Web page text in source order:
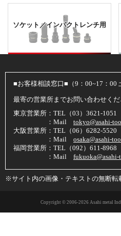
ソケット／インパクトレンチ用
■お客様相談窓口■（9：00~17：00
最寄の営業所までお問い合わせくだ
東京営業所：TEL（03）3621-1051
：Mail tokyo@asahi-
大阪営業所：TEL（06）6282-5520
：Mail osaka@asahi-
福岡営業所：TEL（092）611-8968
：Mail
※サイト内の画像・テキストの無断転
Copyright © 2006-2026 Asahi metal